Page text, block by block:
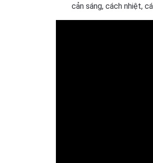
cản sáng, cách nhiệt,